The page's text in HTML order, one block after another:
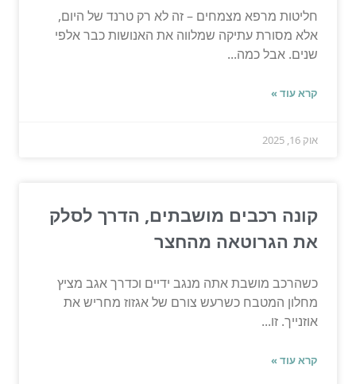
חליטות מרפא מצמחים – זה לא רק טרנד של היום,
אלא מסורת עתיקה שמלווה את האנושות כבר אלפי
שנים. אבל כמה...
קרא עוד »
אוק 16, 2025
קונה רכבים מושבתים, הדרך לסלק
את הגרוטאה מהחצר
כשהרכב מושבת אתה מנגב ידיים וכדרך אגב מציץ
מחלון המטבח כשרעש צורם של אגזוז מחריש את
אוזנייך. זו...
קרא עוד »